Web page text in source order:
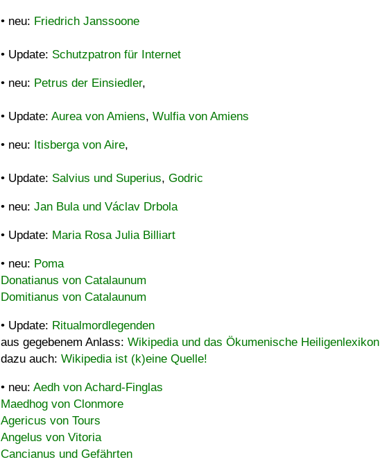
• neu: Friedrich Janssoone
• Update: Schutzpatron für Internet
• neu: Petrus der Einsiedler,
• Update: Aurea von Amiens, Wulfia von Amiens
• neu: Itisberga von Aire,
• Update: Salvius und Superius, Godric
• neu: Jan Bula und Václav Drbola
• Update: Maria Rosa Julia Billiart
• neu: Poma
Donatianus von Catalaunum
Domitianus von Catalaunum
• Update: Ritualmordlegenden
aus gegebenem Anlass: Wikipedia und das Ökumenische Heiligenlexikon
dazu auch: Wikipedia ist (k)eine Quelle!
• neu: Aedh von Achard-Finglas
Maedhog von Clonmore
Agericus von Tours
Angelus von Vitoria
Cancianus und Gefährten